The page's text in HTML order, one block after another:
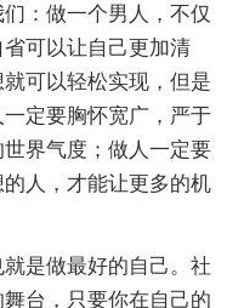
：做一个男人，不仅
可以让自己更加清
可以轻松实现，但是
定要胸怀宽广，严于
界气度；做人一定要
人，才能让更多的机
是做最好的自己。社
台，只要你在自己的